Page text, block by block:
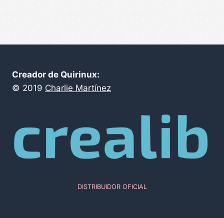
Creador de Quirinux:
© 2019 Charlie Martínez
DISTRIBUIDOR OFICIAL